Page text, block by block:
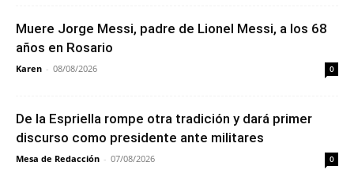
Muere Jorge Messi, padre de Lionel Messi, a los 68
años en Rosario
Karen - 08/08/2026 0
De la Espriella rompe otra tradición y dará primer
discurso como presidente ante militares
Mesa de Redacción - 07/08/2026 0